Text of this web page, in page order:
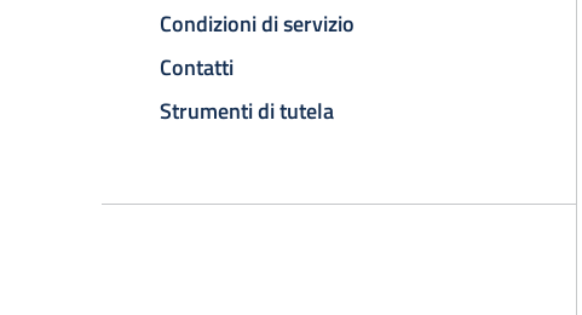
Condizioni di servizio
Contatti
Strumenti di tutela